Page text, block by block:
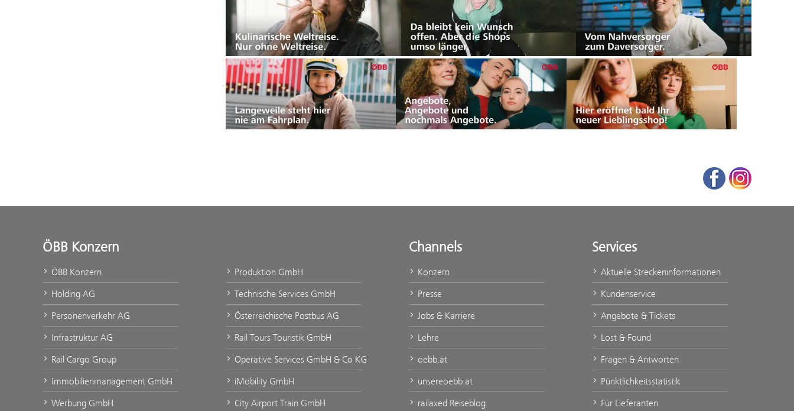
FacebookInstagram
ÖBB Konzern
ÖBB Konzern
Holding AG
Personenverkehr AG
Infrastruktur AG
Rail Cargo Group
Immobilienmanagement GmbH
Werbung GmbH
Produktion GmbH
Technische Services GmbH
Österreichische Postbus AG
Rail Tours Touristik GmbH
Operative Services GmbH & Co KG
iMobility GmbH
City Airport Train GmbH
Channels
Konzern
Presse
Jobs & Karriere
Lehre
oebb.at
unsereoebb.at
railaxed Reiseblog
Services
Aktuelle Streckeninformationen
Kundenservice
Angebote & Tickets
Lost & Found
Fragen & Antworten
Pünktlichkeitsstatistik
Für Lieferanten